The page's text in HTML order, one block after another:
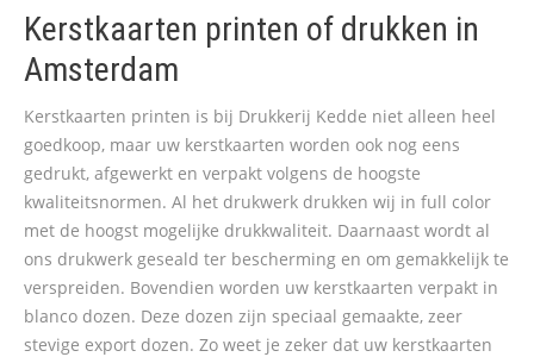
Kerstkaarten printen of drukken in
Amsterdam
Kerstkaarten printen is bij Drukkerij Kedde niet alleen heel
goedkoop, maar uw kerstkaarten worden ook nog eens
gedrukt, afgewerkt en verpakt volgens de hoogste
kwaliteitsnormen. Al het drukwerk drukken wij in full color
met de hoogst mogelijke drukkwaliteit. Daarnaast wordt al
ons drukwerk geseald ter bescherming en om gemakkelijk te
verspreiden. Bovendien worden uw kerstkaarten verpakt in
blanco dozen. Deze dozen zijn speciaal gemaakte, zeer
stevige export dozen. Zo weet je zeker dat uw kerstkaarten